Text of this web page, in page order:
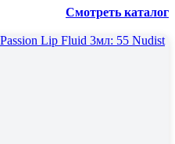
Смотреть каталог